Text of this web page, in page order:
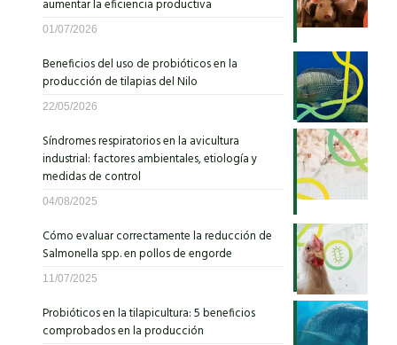
aumentar la eficiencia productiva
01/07/2026
Beneficios del uso de probióticos en la
producción de tilapias del Nilo
22/05/2026
Síndromes respiratorios en la avicultura
industrial: factores ambientales, etiología y
medidas de control
04/08/2025
Cómo evaluar correctamente la reducción de
Salmonella spp. en pollos de engorde
11/07/2025
Probióticos en la tilapicultura: 5 beneficios
comprobados en la producción